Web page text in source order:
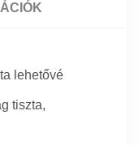
lehetővé
tiszta,